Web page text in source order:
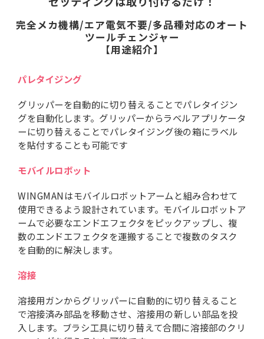
完全メカ機構/エア電気不要/多品種対応のオート
ツールチェンジャー
【用途紹介】
パレタイジング
グリッパーを自動的に切り替えることでパレタイジン
グを自動化します。グリッパーからラベルアプリケータ
ーに切り替えることでパレタイジング後の箱にラベル
を貼付することも可能です
モバイルロボット
WINGMANはモバイルロボットアームと組み合わせて
使用できるよう設計されています。モバイルロボットア
ームで必要なエンドエフェクタをピックアップし、複
数のエンドエフェクタを運搬することで複数のタスク
を自動的に解決します。
溶接
溶接用ガンからグリッパーに自動的に切り替えること
で溶接済み部品を移動させ、溶接用の新しい部品を投
入します。ブラシ工具に切り替えて合間に溶接部のクリ